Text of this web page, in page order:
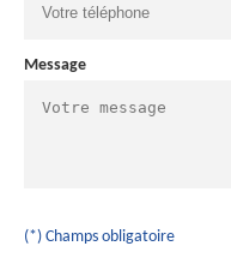
Message
(*) Champs obligatoire